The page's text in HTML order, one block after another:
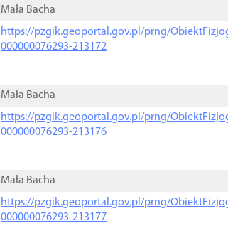
Mała Bacha
https://pzgik.geoportal.gov.pl/prng/
000000076293-213172
Mała Bacha
https://pzgik.geoportal.gov.pl/prng/
000000076293-213176
Mała Bacha
https://pzgik.geoportal.gov.pl/prng/
000000076293-213177